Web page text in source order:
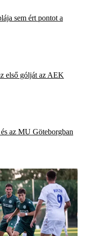
sem ért pontot a
első gólját az AEK
az MU Göteborgban